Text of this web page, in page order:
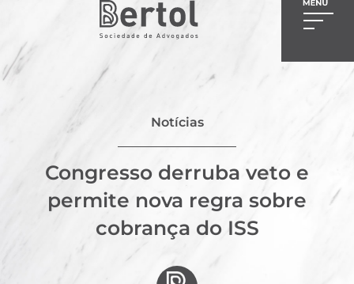
Notícias
Congresso derruba veto e
permite nova regra sobre
cobrança do ISS